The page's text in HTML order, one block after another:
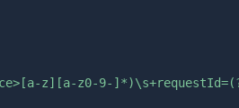
z][a-z0-9-